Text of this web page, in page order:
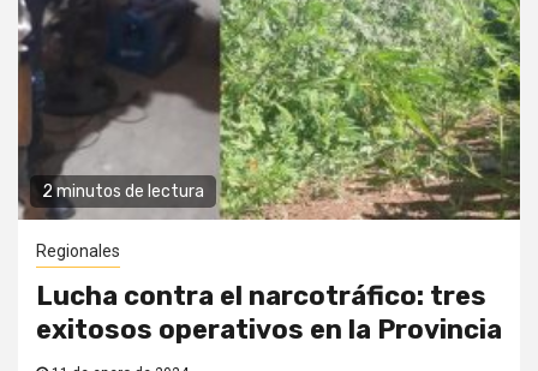
2 minutos de lectura
Regionales
Lucha contra el narcotráfico: tres
exitosos operativos en la Provincia